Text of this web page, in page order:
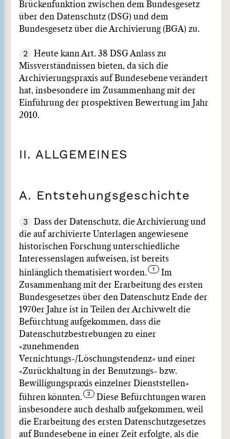
Brückenfunktion zwischen dem Bundesgesetz
über den Datenschutz (DSG) und dem
Bundesgesetz über die Archivierung (BGA) zu.
2
Heute kann Art. 38 DSG Anlass zu
Missverständnissen bieten, da sich die
Archivierungspraxis auf Bundesebene verändert
hat, insbesondere im Zusammenhang mit der
Einführung der prospektiven Bewertung im Jahr
2010.
II. ALLGEMEINES
A. Entstehungsgeschichte
3
Dass der Datenschutz, die Archivierung und
die auf archivierte Unterlagen angewiesene
historischen Forschung unterschiedliche
Interessenslagen aufweisen, ist bereits
hinlänglich thematisiert worden.
Im
Zusammenhang mit der Erarbeitung des ersten
Bundesgesetzes über den Datenschutz Ende der
1970er Jahre ist in Teilen der Archivwelt die
Befürchtung aufgekommen, dass die
Datenschutzbestrebungen zu einer
«zunehmenden
Vernichtungs-/Löschungstendenz» und einer
«Zurückhaltung in der Benutzungs- bzw.
Bewilligungspraxis einzelner Dienststellen»
führen könnten.
Diese Befürchtungen waren
insbesondere auch deshalb aufgekommen, weil
die Erarbeitung des ersten Datenschutzgesetzes
auf Bundesebene in einer Zeit erfolgte, als die